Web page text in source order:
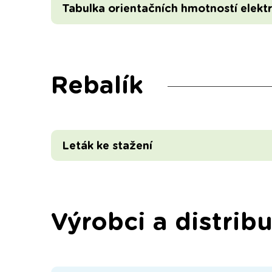
Tabulka orientačních hmotností
Rebalík
Leták ke stažení
Výrobci a